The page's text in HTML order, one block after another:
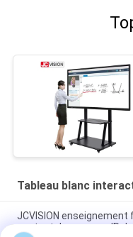
Tableau blanc
JCVISION
contact du panneau IR